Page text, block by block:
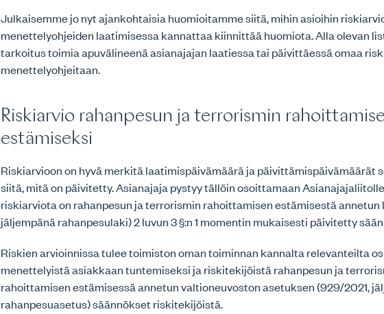
Julkaisemme jo nyt ajankohtaisia huomioitamme siitä, mihin asioihin
menettelyohjeiden laatimisessa kannattaa kiinnittää huomiota. Alla olevan
tarkoitus toimia apuvälineenä asianajajan laatiessa tai päivittäessä omaa
menettelyohjeitaan.
Riskiarvio rahanpesun ja terrorismin
estämiseksi
Riskiarvioon on hyvä merkitä laatimispäivämäärä ja päivittämispäivämäärät
siitä, mitä on päivitetty. Asianajaja pystyy tällöin osoittamaan
riskiarviota on rahanpesun ja terrorismin rahoittamisen estämisestä annetun
jäljempänä rahanpesulaki) 2 luvun 3 §:n 1 momentin mukaisesti päivitetty
Riskien arvioinnissa tulee toimiston oman toiminnan kannalta relevanteilta
menettelyistä asiakkaan tuntemiseksi ja riskitekijöistä rahanpesun ja
rahoittamisen estämisessä annetun valtioneuvoston asetuksen (929/2021,
rahanpesuasetus) säännökset riskitekijöistä.